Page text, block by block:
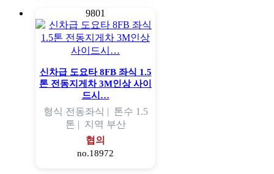
9801
신차급 도요타 8FB 좌식 1.5
톤 전동지게차 3M인상 사이
드시…
형식 전동좌식 | 톤수 1.5
톤 | 지역 부산
협의
no.18972